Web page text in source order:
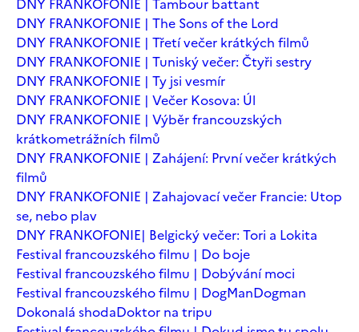
DNY FRANKOFONIE | The Sons of the Lord
DNY FRANKOFONIE | Třetí večer krátkých filmů
DNY FRANKOFONIE | Tuniský večer: Čtyři sestry
DNY FRANKOFONIE | Ty jsi vesmír
DNY FRANKOFONIE | Večer Kosova: Úl
DNY FRANKOFONIE | Výběr francouzských
krátkometrážních filmů
DNY FRANKOFONIE | Zahájení: První večer krátkých
filmů
DNY FRANKOFONIE | Zahajovací večer Francie: Utop
se, nebo plav
DNY FRANKOFONIE| Belgický večer: Tori a Lokita
Festival francouzského filmu | Do boje
Festival francouzského filmu | Dobývání moci
Festival francouzského filmu | DogManDogman
Dokonalá shodaDoktor na tripu